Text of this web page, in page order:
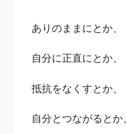
ありのままにとか、
自分に正直にとか、
抵抗をなくすとか、
自分とつながるとか、